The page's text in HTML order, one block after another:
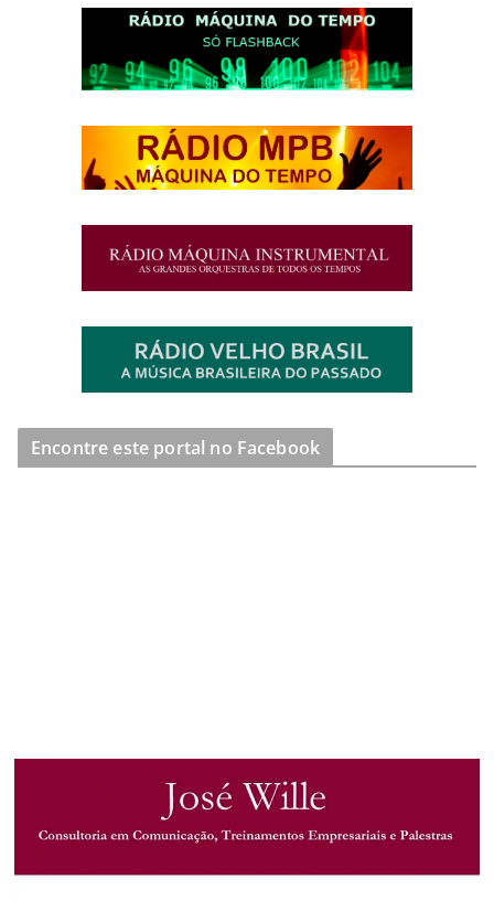
Encontre este portal no Facebook